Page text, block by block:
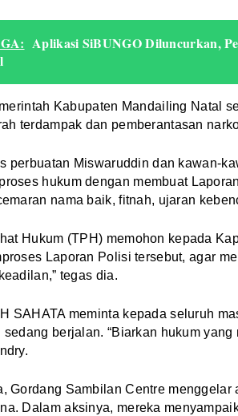
Aplikasi SiBUNGO Diluncurkan,
Kabupaten Mandailing Natal
terdampak dan pemberantasan
perbuatan Miswaruddin dan kawan-
hukum dengan membuat
nama baik, fitnah, ujaran
Hukum (TPH) memohon kepada
Laporan Polisi tersebut, agar
tegas dia.
SAHATA meminta kepada seluruh
sedang berjalan. “Biarkan hukum
Gordang Sambilan Centre
Dalam aksinya, mereka